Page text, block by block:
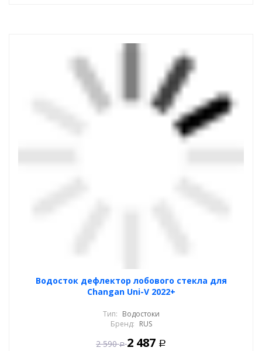
Водосток дефлектор лобового стекла для
Changan Uni-V 2022+
Тип: Водостоки
Бренд: RUS
2 590 Р 2 487 Р